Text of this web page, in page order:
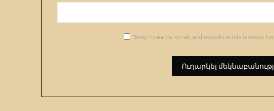
Save my name, email, and website in this browser